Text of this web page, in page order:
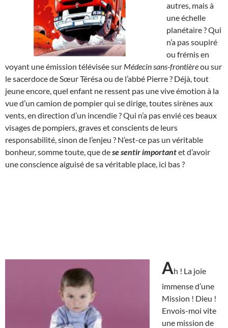
autres, mais à
une échelle
planétaire ? Qui
n’a pas soupiré
ou frémis en
voyant une émission télévisée sur Médecin sans-frontièreou sur
le sacerdoce de Sœur Térésa ou de l’abbé Pierre ? Déjà, tout
jeune encore, quel enfant ne ressent pas une vive émotion à la
vue d’un camion de pompier qui se dirige, toutes sirènes aux
vents, en direction d’un incendie ? Qui n’a pas envié ces beaux
visages de pompiers, graves et conscients de leurs
responsabilité, sinon de l’enjeu ? N’est-ce pas un véritable
bonheur, somme toute, que dese sentir importantet d’avoir
une conscience aiguisé de sa véritable place, ici bas ?
Ah ! La joie
immense d’une
Mission ! Dieu !
Envois-moi vite
une mission de